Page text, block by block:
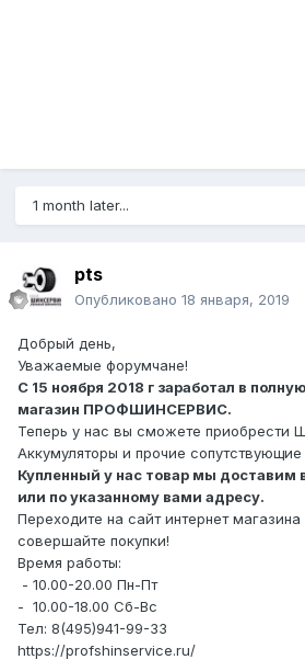
1 month later...
pts
Опубликовано 18 января, 2019
Добрый день,
Уважаемые форумчане!
С 15 ноября 2018 г заработал в
магазин ПРОФШИНСЕРВИС.
Теперь у нас вы сможете
Аккумуляторы и прочие сопутствующие
Купленный у нас товар мы доставим
или по указанному вами адресу.
Переходите на сайт интернет
совершайте покупки!
Время работы:
- 10.00-20.00 Пн-Пт
- 10.00-18.00 Сб-Вс
Тел: 8(495)941-99-33
https://profshinservice.ru/